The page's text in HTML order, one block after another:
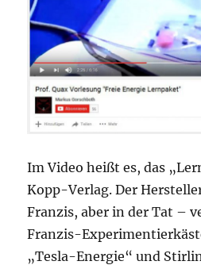
Im Video heißt es, das
Kopp-Verlag. Der
Franzis, aber in der Tat –
Franzis-
„Tesla-Energie“ und